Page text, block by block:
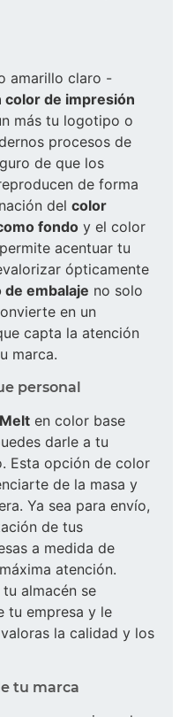
amarillo claro -
color de impresión
más tu logotipo o
procesos de
de que los
de forma
del color
fondo y el color
acentuar tu
ópticamente
de embalaje no solo
en un
capta la atención
marca.
personal
en color base
darle a tu
Esta opción de color
de la masa y
Ya sea para envío,
de tus
a medida de
atención.
almacén se
tu empresa y le
la calidad y los
tu marca